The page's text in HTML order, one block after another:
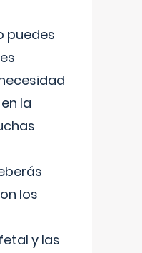
puedes
la
los
y las